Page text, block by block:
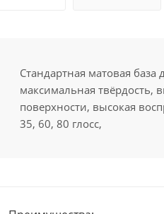
Стандартная матовая
максимальная твёрдость,
поверхности, высокая
35, 60, 80 глосс,